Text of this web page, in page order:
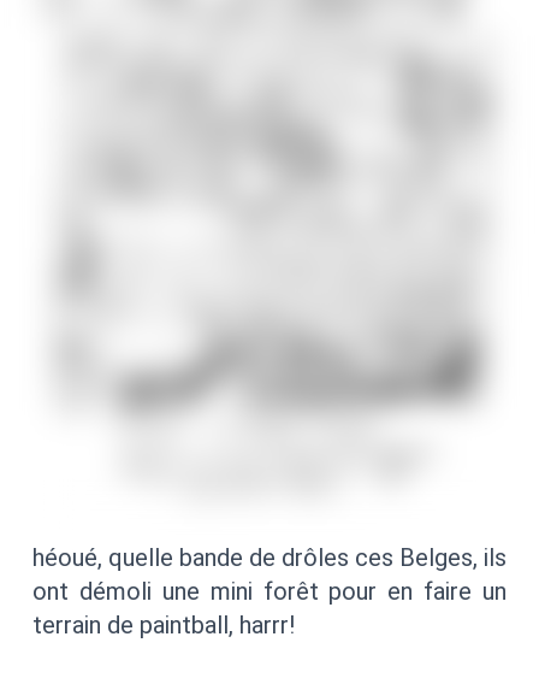
héoué, quelle bande de drôles ces Belges, ils
ont démoli une mini forêt pour en faire un
terrain de paintball, harrr!